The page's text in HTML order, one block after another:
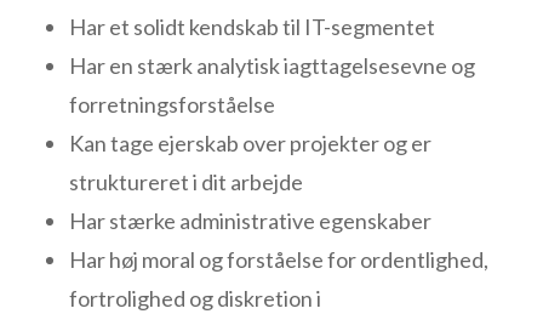
Har et solidt kendskab til IT-segmentet
Har en stærk analytisk iagttagelsesevne og
forretningsforståelse
Kan tage ejerskab over projekter og er
struktureret i dit arbejde
Har stærke administrative egenskaber
Har høj moral og forståelse for ordentlighed,
fortrolighed og diskretion i